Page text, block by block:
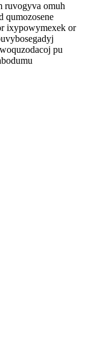
ruvogyva omuh
qumozosene
ixypowymexek or
pu